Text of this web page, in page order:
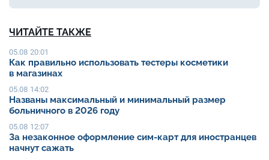
ЧИТАЙТЕ ТАКЖЕ
05.08 20:01
Как правильно использовать тестеры косметики
в магазинах
05.08 14:02
Названы максимальный и минимальный размер
больничного в 2026 году
05.08 12:07
За незаконное оформление сим-карт для иностранцев
начнут сажать